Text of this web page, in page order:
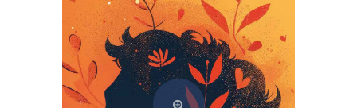
69,00zł
Dodaj do koszyka